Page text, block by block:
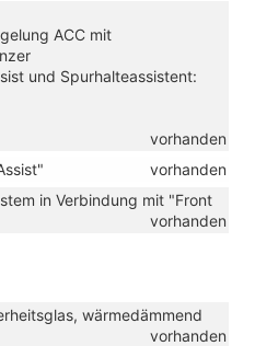
ACC mit
und Spurhalteassistent:
vorhanden
vorhanden
in Verbindung mit "Front
vorhanden
wärmedämmend
vorhanden